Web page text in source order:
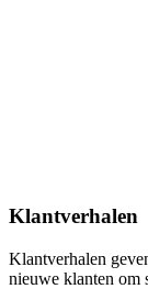
Klantverhalen
Klantverhalen
nieuwe klanten om